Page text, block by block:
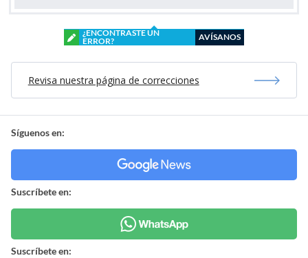
¿ENCONTRASTE UN
ERROR?
AVÍSANOS
Revisa nuestra página de correcciones
Síguenos en:
Suscríbete en:
Suscríbete en: